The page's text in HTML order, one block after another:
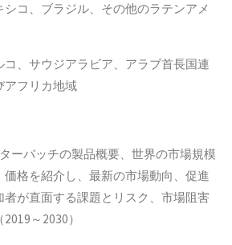
コ、ブラジル、その他のラテンアメ
、サウジアラビア、アラブ首長国連
アフリカ地域
ーバッチの製品概要、世界の市場規模
格を紹介し、最新の市場動向、促進
が直面する課題とリスク、市場阻害
～2030）